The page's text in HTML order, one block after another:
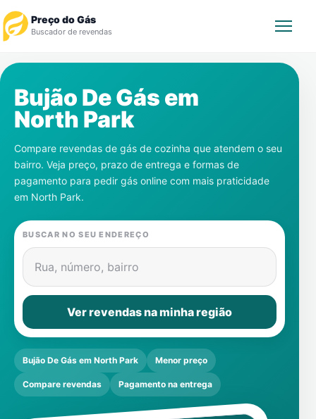
Preço do Gás
Buscador de revendas
Revendedor
Notícias
Cadastre-se
Gás
Contatos
Bujão De Gás em
North Park
Compare revendas de gás de cozinha que atendem o seu
bairro. Veja preço, prazo de entrega e formas de
pagamento para pedir gás online com mais praticidade
em North Park.
BUSCAR NO SEU ENDEREÇO
Rua, número, bairro
Ver revendas na minha região
Bujão De Gás em North Park Menor preço
Compare revendas Pagamento na entrega